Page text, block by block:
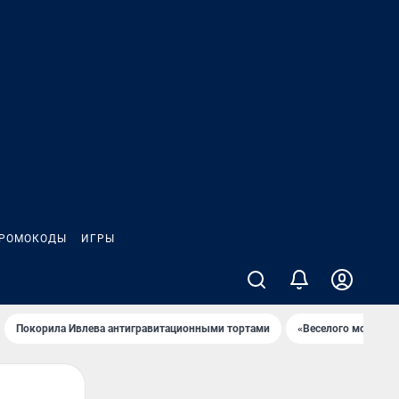
ИГРЫ
Покорила Ивлева антигравитационными тортами «Веселого